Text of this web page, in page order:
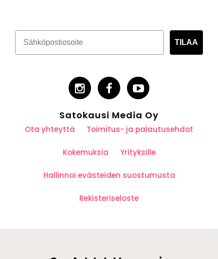
TILAA
Satokausi Media Oy
Ota yhteyttä Toimitus- ja palautusehdot
Kokemuksia Yrityksille
Hallinnoi evästeiden suostumusta
Rekisteriseloste